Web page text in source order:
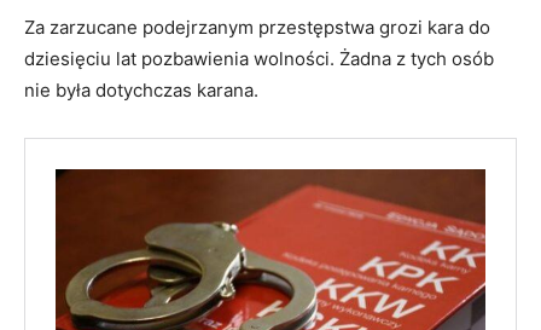
Za zarzucane podejrzanym przestępstwa grozi kara do
dziesięciu lat pozbawienia wolności. Żadna z tych osób
nie była dotychczas karana.